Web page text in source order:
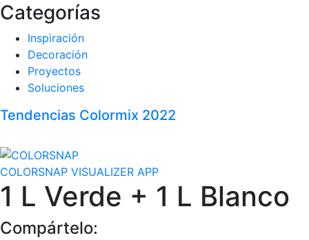
Categorías
Inspiración
Decoración
Proyectos
Soluciones
Tendencias Colormix 2022
COLORSNAP VISUALIZER APP
1 L Verde + 1 L Blanco
Compártelo: